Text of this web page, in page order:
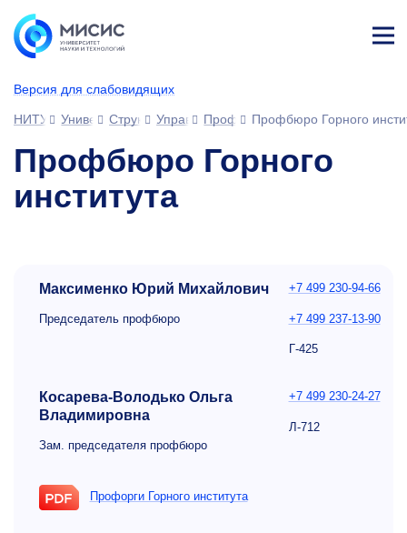
Версия для слабовидящих
ине
НИТУ МИСИСУниверситетСтруктура университета
УправленияПрофком сотрудников
Профбюро Горного
Профбюро Горного
института
Максименко Юрий Михайлович
Председатель профбюро
+7 499 230-94-66
+7 499 237-13-90
Г-425
Косарева-Володько Ольга
Владимировна
Зам. председателя профбюро
+7 499 230-24-27
Л-712
Профорги Горного института